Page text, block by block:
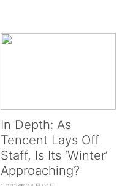
In Depth: As
Tencent Lays Off
Staff, Is Its ‘Winter’
Approaching?